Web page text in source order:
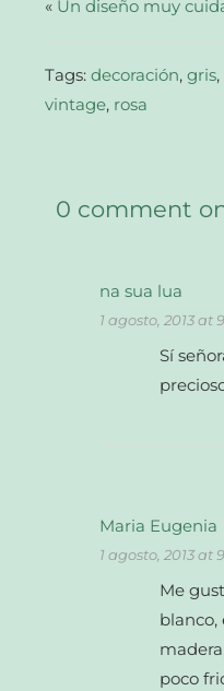
« Un diseño muy
Tags:decoración,gris,
vintage, rosa
0 comment
na sua lua
1 agosto, 2013 at
Sí
Maria Eugenia
1 agosto, 2013 at
Me
blanco,
poco